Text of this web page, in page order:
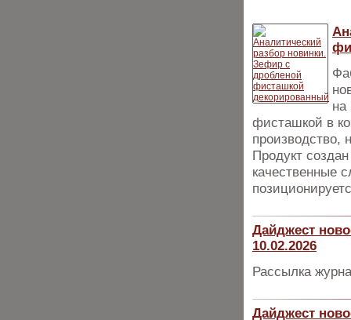
на
фисташкой в
производство,
Продукт
качественные
Дайджест
10.02.2026
Рассылка
Дайджест